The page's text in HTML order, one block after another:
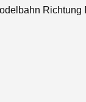
Richtung